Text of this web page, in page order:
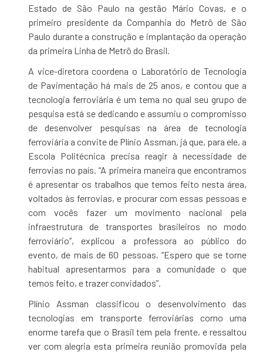
Estado de São Paulo na gestão Mário Covas, e o
primeiro presidente da Companhia do Metrô de São
Paulo durante a construção e implantação da operação
da primeira Linha de Metrô do Brasil.
A vice-diretora coordena o Laboratório de Tecnologia
de Pavimentação há mais de 25 anos, e contou que a
tecnologia ferroviária é um tema no qual seu grupo de
pesquisa está se dedicando e assumiu o compromisso
de desenvolver pesquisas na área de tecnologia
ferroviária a convite de Plínio Assman, já que, para ele, a
Escola Politécnica precisa reagir à necessidade de
ferrovias no país. “A primeira maneira que encontramos
é apresentar os trabalhos que temos feito nesta área,
voltados às ferrovias, e procurar com essas pessoas e
com vocês fazer um movimento nacional pela
infraestrutura de transportes brasileiros no modo
ferroviário”, explicou a professora ao público do
evento, de mais de 60 pessoas. “Espero que se torne
habitual apresentarmos para a comunidade o que
temos feito, e trazer convidados”.
Plínio Assman classificou o desenvolvimento das
tecnologias em transporte ferroviárias como uma
enorme tarefa que o Brasil tem pela frente, e ressaltou
ver com alegria esta primeira reunião promovida pela